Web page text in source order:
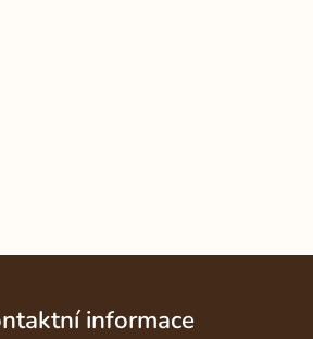
informace